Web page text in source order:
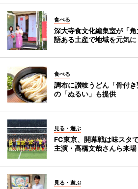
食べる
深大寺食文化編集室が「
語ある土産で地域を元気に
食べる
調布に讃岐うどん「骨付
の「ぬるい」も提供
見る・遊ぶ
FC東京、開幕戦は味スタ
主演・高橋文哉さんら来場
見る・遊ぶ